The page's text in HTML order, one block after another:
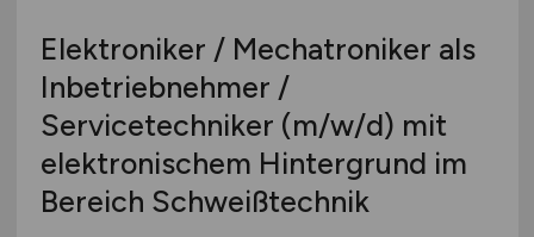
Elektroniker / Mechatroniker als
Inbetriebnehmer /
Servicetechniker (m/w/d) mit
elektronischem Hintergrund im
Bereich Schweißtechnik